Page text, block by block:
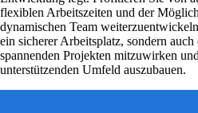
flexiblen Arbeitszeiten und der
dynamischen Team
ein sicherer Arbeitsplatz, sondern
spannenden Projekten mitzuwirken
unterstützenden Umfeld auszubauen.